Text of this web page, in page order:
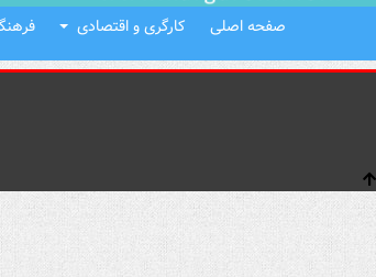
صفحه اصلی کارگری و اقتصادی